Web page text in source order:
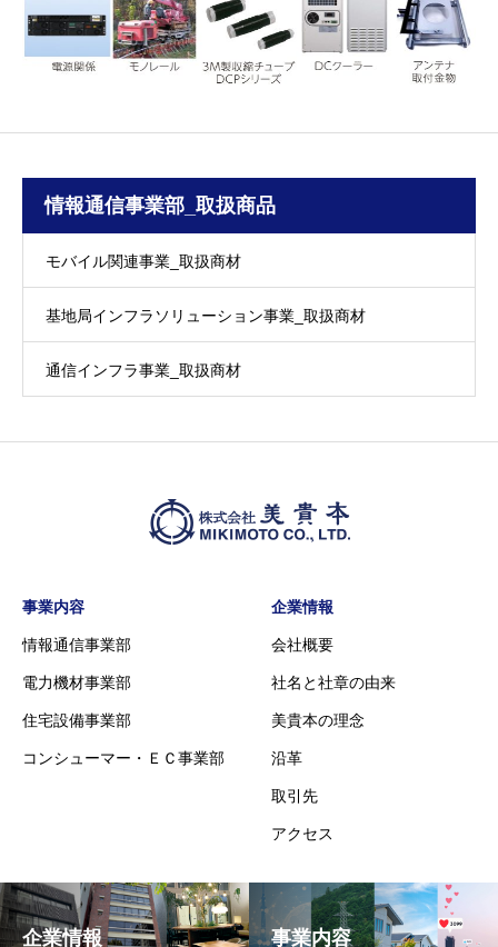
情報通信事業部_取扱商品
モバイル関連事業_取扱商材
基地局インフラソリューション事業_取扱商材
通信インフラ事業_取扱商材
事業内容
情報通信事業部
電力機材事業部
住宅設備事業部
コンシューマー・ＥＣ事業部
企業情報
会社概要
社名と社章の由来
美貴本の理念
沿革
取引先
アクセス
企業情報 事業内容